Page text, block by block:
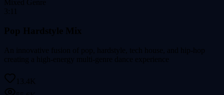
Mixed Genre
3:11
Pop Hardstyle Mix
An innovative fusion of pop, hardstyle, tech house, and hip-hop
creating a high-energy multi-genre dance experience
13.4K